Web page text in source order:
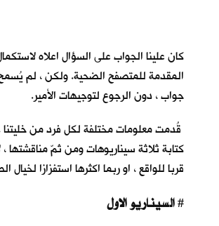
كان علينا الجواب على السؤال اعلاه
المقدمة للمتصفح الضحية. ولكن ، لم يُسمح
جواب ، دون الرجوع لتوجيهات الأمير.
قُدمت معلومات مختلفة لكل فرد من
كتابة ثلاثة سيناريوهات ومن ثمّ مناقشتها ،
قربا للواقع ، او ربما اكثرها استفزازا لخيال
#